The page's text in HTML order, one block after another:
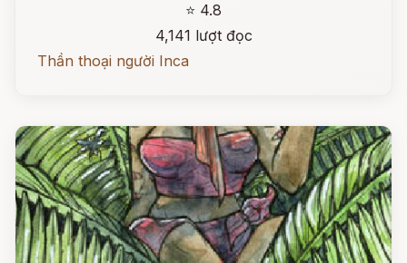
⭐ 4.8
4,141 lượt đọc
Thần thoại người Inca